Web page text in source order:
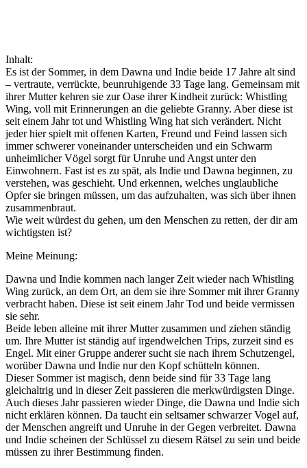
Inhalt:
Es ist der Sommer, in dem Dawna und Indie beide 17 Jahre alt sind
– vertraute, verrückte, beunruhigende 33 Tage lang. Gemeinsam mit
ihrer Mutter kehren sie zur Oase ihrer Kindheit zurück: Whistling
Wing, voll mit Erinnerungen an die geliebte Granny. Aber diese ist
seit einem Jahr tot und Whistling Wing hat sich verändert. Nicht
jeder hier spielt mit offenen Karten, Freund und Feind lassen sich
immer schwerer voneinander unterscheiden und ein Schwarm
unheimlicher Vögel sorgt für Unruhe und Angst unter den
Einwohnern. Fast ist es zu spät, als Indie und Dawna beginnen, zu
verstehen, was geschieht. Und erkennen, welches unglaubliche
Opfer sie bringen müssen, um das aufzuhalten, was sich über ihnen
zusammenbraut.
Wie weit würdest du gehen, um den Menschen zu retten, der dir am
wichtigsten ist?
Meine Meinung:
Dawna und Indie kommen nach langer Zeit wieder nach Whistling
Wing zurück, an dem Ort, an dem sie ihre Sommer mit ihrer Granny
verbracht haben. Diese ist seit einem Jahr Tod und beide vermissen
sie sehr.
Beide leben alleine mit ihrer Mutter zusammen und ziehen ständig
um. Ihre Mutter ist ständig auf irgendwelchen Trips, zurzeit sind es
Engel. Mit einer Gruppe anderer sucht sie nach ihrem Schutzengel,
worüber Dawna und Indie nur den Kopf schütteln können.
Dieser Sommer ist magisch, denn beide sind für 33 Tage lang
gleichaltrig und in dieser Zeit passieren die merkwürdigsten Dinge.
Auch dieses Jahr passieren wieder Dinge, die Dawna und Indie sich
nicht erklären können. Da taucht ein seltsamer schwarzer Vogel auf,
der Menschen angreift und Unruhe in der Gegen verbreitet. Dawna
und Indie scheinen der Schlüssel zu diesem Rätsel zu sein und beide
müssen zu ihrer Bestimmung finden.